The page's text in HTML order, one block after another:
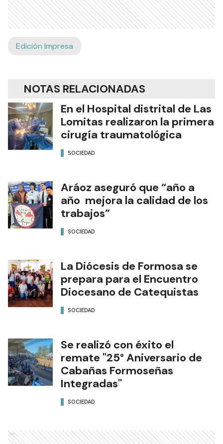
Edición Impresa
NOTAS RELACIONADAS
En el Hospital distrital de Las
Lomitas realizaron la primera
cirugía traumatológica
SOCIEDAD
Aráoz aseguró que “año a
año mejora la calidad de los
trabajos”
SOCIEDAD
La Diócesis de Formosa se
prepara para el Encuentro
Diocesano de Catequistas
SOCIEDAD
Se realizó con éxito el
remate "25° Aniversario de
Cabañas Formoseñas
Integradas"
SOCIEDAD
Ads